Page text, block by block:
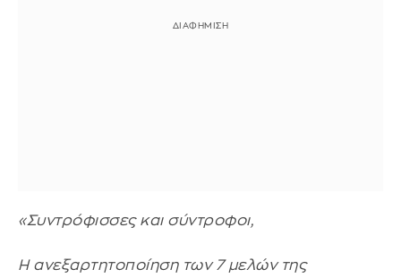
«Συντρόφισσες και σύντροφοι,
Η ανεξαρτητοποίηση των 7 μελών της